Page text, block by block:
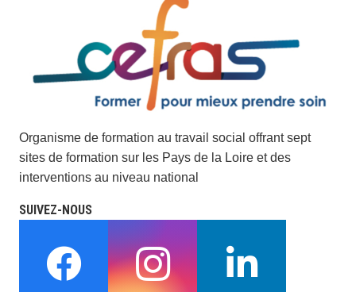
Organisme de formation au travail social offrant sept
sites de formation sur les Pays de la Loire et des
interventions au niveau national
SUIVEZ-NOUS